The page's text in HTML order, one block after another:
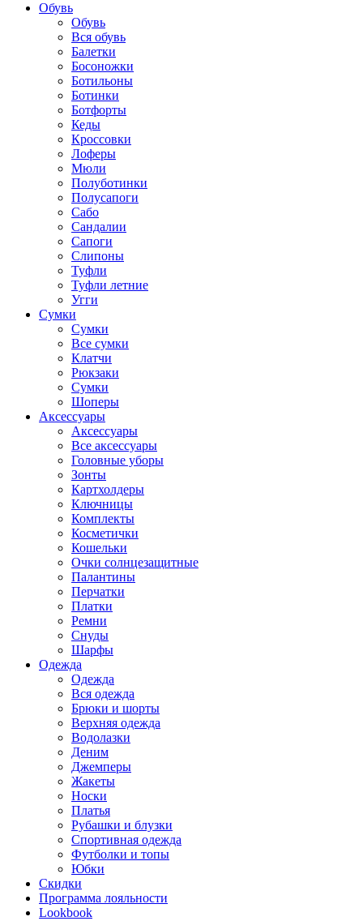
Обувь
Обувь
Вся обувь
Балетки
Босоножки
Ботильоны
Ботинки
Ботфорты
Кеды
Кроссовки
Лоферы
Мюли
Полуботинки
Полусапоги
Сабо
Сандалии
Сапоги
Слипоны
Туфли
Туфли летние
Угги
Сумки
Сумки
Все сумки
Клатчи
Рюкзаки
Сумки
Шоперы
Аксессуары
Аксессуары
Все аксессуары
Головные уборы
Зонты
Картхолдеры
Ключницы
Комплекты
Косметички
Кошельки
Очки солнцезащитные
Палантины
Перчатки
Платки
Ремни
Снуды
Шарфы
Одежда
Одежда
Вся одежда
Брюки и шорты
Верхняя одежда
Водолазки
Деним
Джемперы
Жакеты
Носки
Платья
Рубашки и блузки
Спортивная одежда
Футболки и топы
Юбки
Скидки
Программа лояльности
Lookbook